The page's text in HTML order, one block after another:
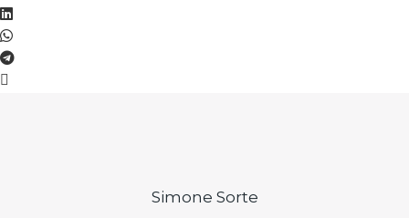
Simone Sorte